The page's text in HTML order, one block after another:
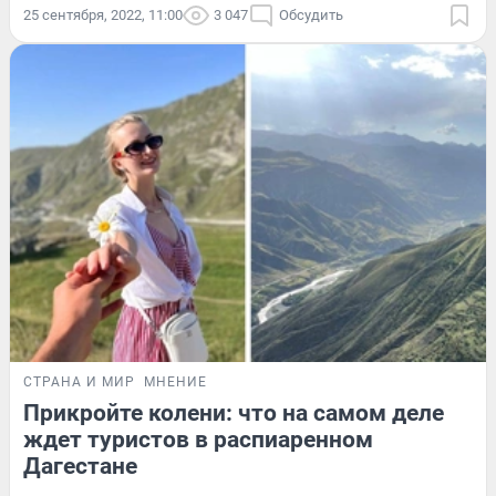
25 сентября, 2022, 11:00 3 047 Обсудить
СТРАНА И МИР МНЕНИЕ
Прикройте колени: что на самом деле
ждет туристов в распиаренном
Дагестане